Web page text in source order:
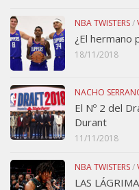
NBA TWISTERS/
¿El hermano
18/11/2018
NACHO
El Nº 2 del
Durant
11/11/2018
NBA TWISTERS/
LAS